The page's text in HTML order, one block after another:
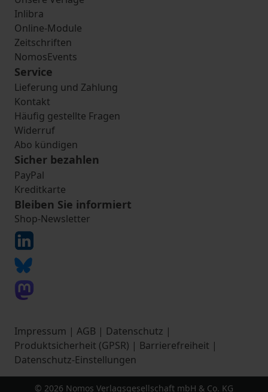
Inlibra
Online-Module
Zeitschriften
NomosEvents
Service
Lieferung und Zahlung
Kontakt
Häufig gestellte Fragen
Widerruf
Abo kündigen
Sicher bezahlen
PayPal
Kreditkarte
Bleiben Sie informiert
Shop-Newsletter
Impressum | AGB | Datenschutz |
Produktsicherheit (GPSR) | Barrierefreiheit |
Datenschutz-Einstellungen
© 2026 Nomos Verlagsgesellschaft mbH & Co. KG